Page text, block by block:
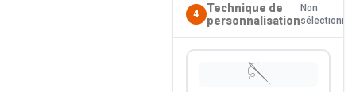
4
Technique de
personnalisation
Non
sélectionné
🪡